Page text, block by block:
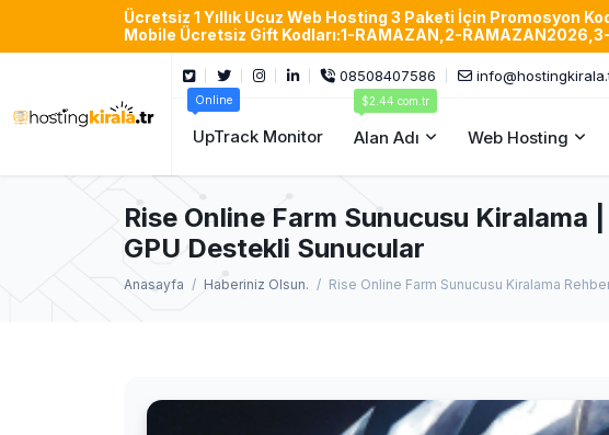
Ücretsiz 1 Yıllık Ucuz Web Hosting 3 Paketi İçin Promosyon
Mobile Ücretsiz Gift Kodları:1-RAMAZAN,2-
08508407586
Online
UpTrack Monitor
$2.44 com.tr
Alan Adı Web Hosting
Rise Online Farm Sunucusu Kiralama
GPU Destekli Sunucular
Anasayfa Haberiniz Olsun. Rise Online Farm Sunucusu Kiralama